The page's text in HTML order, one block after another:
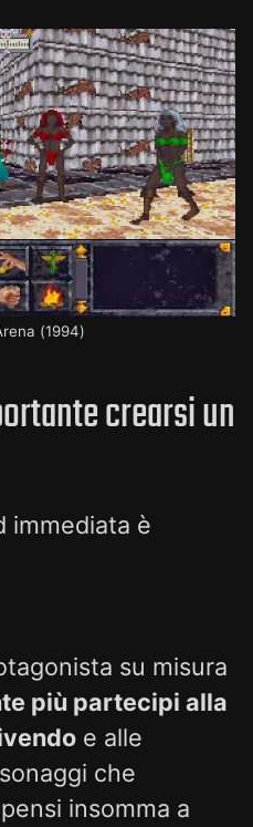
(1994)
crearsi un
immediata è
su misura
più partecipi alla
e alle
che
insomma a